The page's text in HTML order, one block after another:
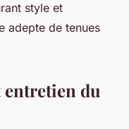
style et
adepte de tenues
entretien du